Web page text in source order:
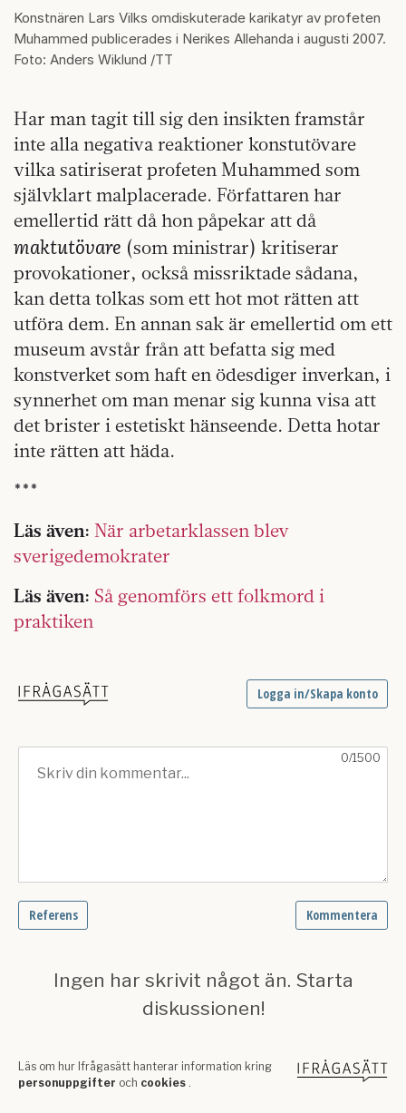
Konstnären Lars Vilks omdiskuterade karikatyr av profeten
Muhammed publicerades i Nerikes Allehanda i augusti 2007.
Foto: Anders Wiklund /TT
Har man tagit till sig den insikten framstår
inte alla negativa reaktioner konstutövare
vilka satiriserat profeten Muhammed som
självklart malplacerade. Författaren har
emellertid rätt då hon påpekar att då
maktutövare (som ministrar) kritiserar
provokationer, också missriktade sådana,
kan detta tolkas som ett hot mot rätten att
utföra dem. En annan sak är emellertid om ett
museum avstår från att befatta sig med
konstverket som haft en ödesdiger inverkan, i
synnerhet om man menar sig kunna visa att
det brister i estetiskt hänseende. Detta hotar
inte rätten att häda.
***
Läs även: När arbetarklassen blev
sverigedemokrater
Läs även: Så genomförs ett folkmord i
praktiken